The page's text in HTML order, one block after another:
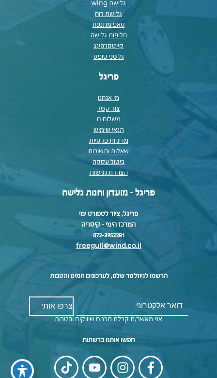
גלישת wing
גלישת רוח
סאפ מתנפח
חליפות גלישה
קייטסרפינג
גלשני סופט
פריגל
מי אנחנו
צור קשר
משלוחים
תנאי שימוש
מדיניות פרטיות
שאלות ותשובות
ביטול עסקה
הצהרת נגישות
פריגל - מועדון וחנות גלישה
פריגל, ציוד לספורט ימי
המרכז הימי – קיסריה
072-3952281
freegull@wind.co.il
הרשמו לניוזלטר שלנו, לעדכונים חמים והטבות
אני מאשר/ת קבלת תכנים שיווקים והטבות
חפשו אותנו ברשתות